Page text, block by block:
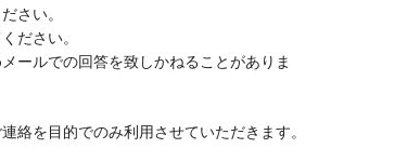
さい。
ださい。
ールでの回答を致しかねることがありま
を目的でのみ利用させていただきます。